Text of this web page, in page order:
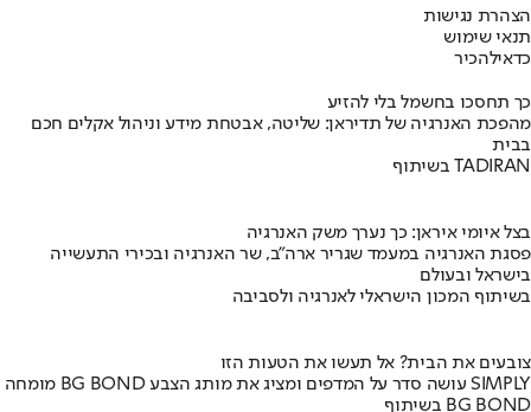
הצהרת נגישות
תנאי שימוש
כדאילהכיר
כך תחסכו בחשמל בלי להזיע
מהפכת האנרגיה של תדיראן: שליטה, אבטחת מידע וניהול אקלים חכם
בבית
בשיתוף TADIRAN
בצל איומי איראן: כך נערך משק האנרגיה
פסגת האנרגיה במעמד שגריר ארה"ב, שר האנרגיה ובכירי התעשייה
בישראל ובעולם
בשיתוף המכון הישראלי לאנרגיה ולסביבה
צובעים את הבית? אל תעשו את הטעות הזו
מומחה BG BOND עושה סדר על המדפים ומציג את מותג הצבע SIMPLY
בשיתוף BG BOND